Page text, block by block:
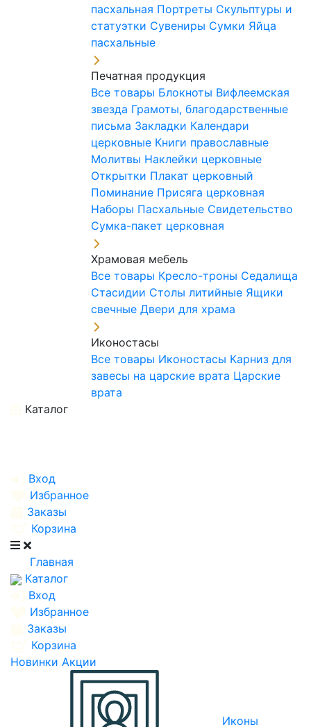
пасхальная Портреты Скульптуры и
статуэтки Сувениры Сумки Яйца
пасхальные
Печатная продукция
Все товары Блокноты Вифлеемская
звезда Грамоты, благодарственные
письма Закладки Календари
церковные Книги православные
Молитвы Наклейки церковные
Открытки Плакат церковный
Поминание Присяга церковная
Наборы Пасхальные Свидетельство
Сумка-пакет церковная
Храмовая мебель
Все товары Кресло-троны Седалища
Стасидии Столы литийные Ящики
свечные Двери для храма
Иконостасы
Все товары Иконостасы Карниз для
завесы на царские врата Царские
врата
Каталог
Вход
Избранное
Заказы
Корзина
Главная
Каталог
Вход
Избранное
Заказы
Корзина
Новинки Акции
Иконы